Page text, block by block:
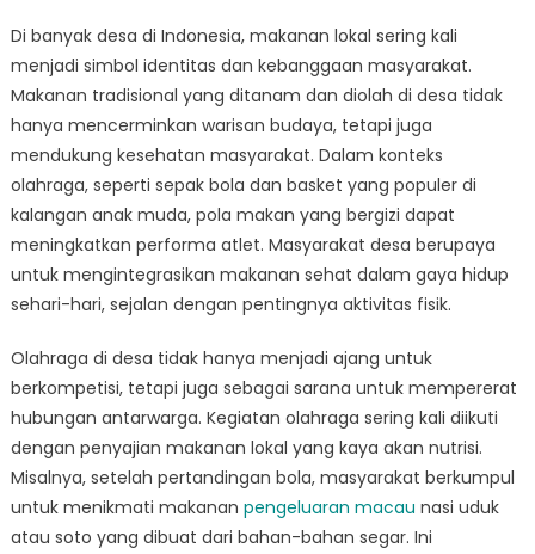
Di banyak desa di Indonesia, makanan lokal sering kali
menjadi simbol identitas dan kebanggaan masyarakat.
Makanan tradisional yang ditanam dan diolah di desa tidak
hanya mencerminkan warisan budaya, tetapi juga
mendukung kesehatan masyarakat. Dalam konteks
olahraga, seperti sepak bola dan basket yang populer di
kalangan anak muda, pola makan yang bergizi dapat
meningkatkan performa atlet. Masyarakat desa berupaya
untuk mengintegrasikan makanan sehat dalam gaya hidup
sehari-hari, sejalan dengan pentingnya aktivitas fisik.
Olahraga di desa tidak hanya menjadi ajang untuk
berkompetisi, tetapi juga sebagai sarana untuk mempererat
hubungan antarwarga. Kegiatan olahraga sering kali diikuti
dengan penyajian makanan lokal yang kaya akan nutrisi.
Misalnya, setelah pertandingan bola, masyarakat berkumpul
untuk menikmati makanan pengeluaran macau nasi uduk
atau soto yang dibuat dari bahan-bahan segar. Ini